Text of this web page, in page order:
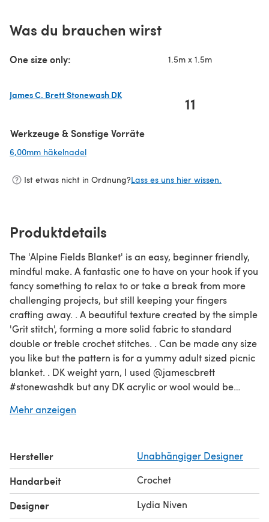
Was du brauchen wirst
One size only: 1.5m x 1.5m
James C. Brett Stonewash DK
11
Werkzeuge & Sonstige Vorräte
6,00mm häkelnadel
Ist etwas nicht in Ordnung?Lass es uns hier wissen.
Produktdetails
The 'Alpine Fields Blanket' is an easy, beginner friendly,
mindful make. A fantastic one to have on your hook if you
fancy something to relax to or take a break from more
challenging projects, but still keeping your fingers
crafting away. . A beautiful texture created by the simple
'Grit stitch', forming a more solid fabric to standard
double or treble crochet stitches. . Can be made any size
you like but the pattern is for a yummy adult sized picnic
blanket. . DK weight yarn, I used @jamescbrett
#stonewashdk but any DK acrylic or wool would be
Mehr anzeigen
Hersteller Unabhängiger Designer
Handarbeit Crochet
Designer Lydia Niven